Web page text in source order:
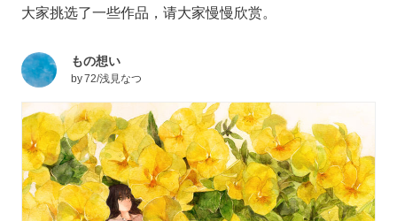
大家挑选了一些作品，请大家慢慢欣赏。
もの想い
by72/浅見なつ